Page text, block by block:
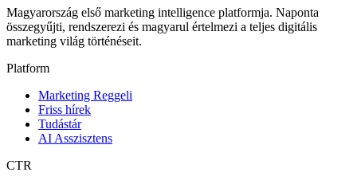
Magyarország első marketing intelligence platformja. Naponta
összegyűjti, rendszerezi és magyarul értelmezi a teljes digitális
marketing világ történéseit.
Platform
Marketing Reggeli
Friss hírek
Tudástár
AI Asszisztens
CTR